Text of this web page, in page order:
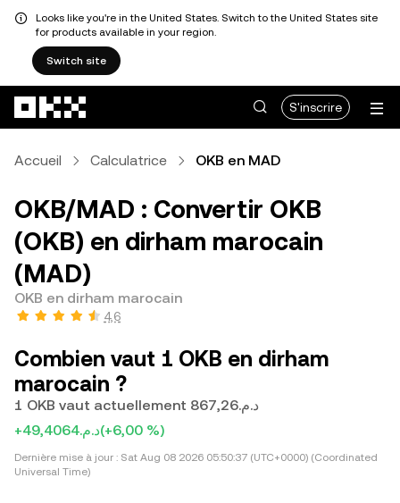
Looks like you're in the United States. Switch to the United States site
for products available in your region.
Switch site
S'inscrire
Accueil Calculatrice OKB en MAD
OKB/MAD : Convertir OKB
(OKB) en dirham marocain
(MAD)
OKB en dirham marocain
4,6
Combien vaut 1 OKB en dirham
marocain ?
1 OKB vaut actuellement د.م.867,26
+د.م.49,4064(+6,00 %)
Dernière mise à jour : Sat Aug 08 2026 05:50:37 (UTC+0000) (Coordinated
Universal Time)